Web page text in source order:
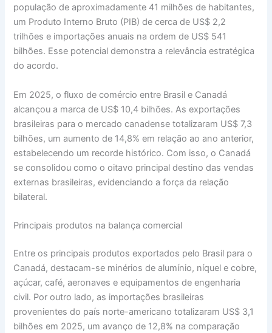
população de aproximadamente 41 milhões de habitantes,
um Produto Interno Bruto (PIB) de cerca de US$ 2,2
trilhões e importações anuais na ordem de US$ 541
bilhões. Esse potencial demonstra a relevância estratégica
do acordo.
Em 2025, o fluxo de comércio entre Brasil e Canadá
alcançou a marca de US$ 10,4 bilhões. As exportações
brasileiras para o mercado canadense totalizaram US$ 7,3
bilhões, um aumento de 14,8% em relação ao ano anterior,
estabelecendo um recorde histórico. Com isso, o Canadá
se consolidou como o oitavo principal destino das vendas
externas brasileiras, evidenciando a força da relação
bilateral.
Principais produtos na balança comercial
Entre os principais produtos exportados pelo Brasil para o
Canadá, destacam-se minérios de alumínio, níquel e cobre,
açúcar, café, aeronaves e equipamentos de engenharia
civil. Por outro lado, as importações brasileiras
provenientes do país norte-americano totalizaram US$ 3,1
bilhões em 2025, um avanço de 12,8% na comparação